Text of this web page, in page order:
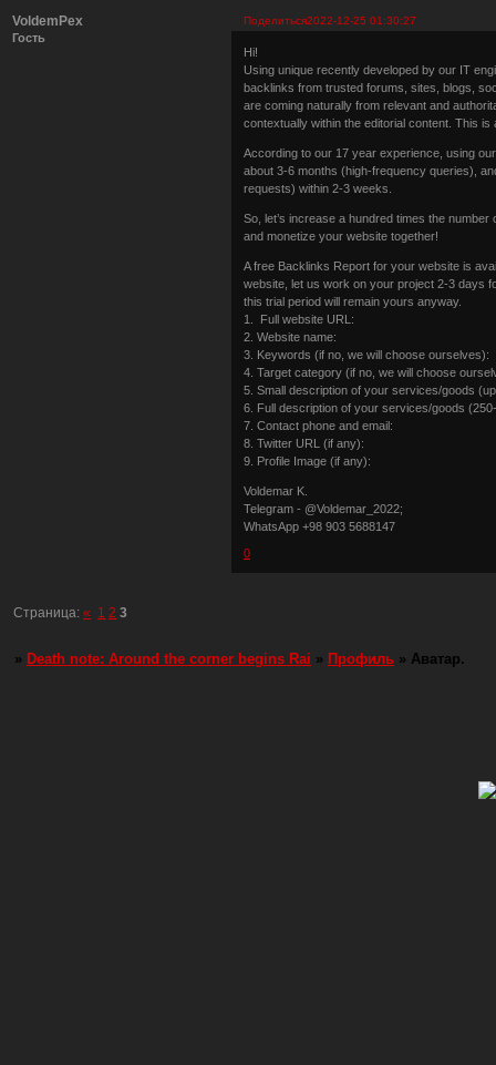
Поделиться2022-12-25 01:30:27
VoldemPex
Гость
Hi!
Using unique recently developed by our IT
backlinks from trusted forums, sites, blogs,
are coming naturally from relevant and
contextually within the editorial content. This
According to our 17 year experience, using
about 3-6 months (high-frequency queries),
requests) within 2-3 weeks.
So, let’s increase a hundred times the
and monetize your website together!
A free Backlinks Report for your website is
website, let us work on your project 2-3 days
this trial period will remain yours anyway.
1. Full website URL:
2. Website name:
3. Keywords (if no, we will choose ourselves):
4. Target category (if no, we will choose
5. Small description of your services/goods
6. Full description of your services/goods
7. Contact phone and email:
8. Twitter URL (if any):
9. Profile Image (if any):
Voldemar K.
Telegram - @Voldemar_2022;
WhatsApp +98 903 5688147
0
Страница:« 1 2 3
» Death note: Around the corner begins Rai » Профиль » Аватар.